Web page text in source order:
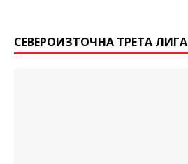
СЕВЕРОИЗТОЧНА ТРЕТА ЛИГА